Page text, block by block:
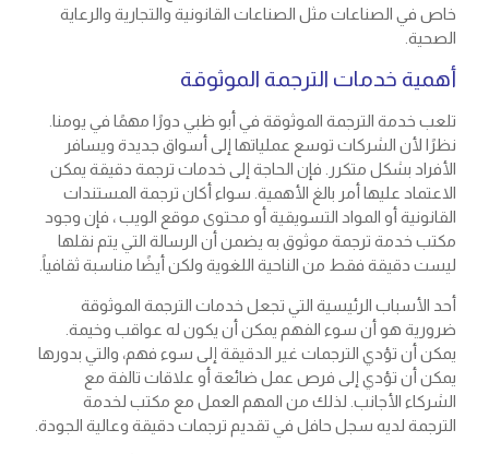
خاص في الصناعات مثل الصناعات القانونية والتجارية والرعاية
الصحية.
أهمية خدمات الترجمة الموثوقة
تلعب خدمة الترجمة الموثوقة في أبو ظبي دورًا مهمًا في يومنا.
نظرًا لأن الشركات توسع عملياتها إلى أسواق جديدة ويسافر
الأفراد بشكل متكرر. فإن الحاجة إلى خدمات ترجمة دقيقة يمكن
الاعتماد عليها أمر بالغ الأهمية. سواء أكان ترجمة المستندات
القانونية أو المواد التسويقية أو محتوى موقع الويب ، فإن وجود
مكتب خدمة ترجمة موثوق به يضمن أن الرسالة التي يتم نقلها
ليست دقيقة فقط من الناحية اللغوية ولكن أيضًا مناسبة ثقافياً.
أحد الأسباب الرئيسية التي تجعل خدمات الترجمة الموثوقة
ضرورية هو أن سوء الفهم يمكن أن يكون له عواقب وخيمة.
يمكن أن تؤدي الترجمات غير الدقيقة إلى سوء فهم، والتي بدورها
يمكن أن تؤدي إلى فرص عمل ضائعة أو علاقات تالفة مع
الشركاء الأجانب. لذلك من المهم العمل مع مكتب لخدمة
الترجمة لديه سجل حافل في تقديم ترجمات دقيقة وعالية الجودة.